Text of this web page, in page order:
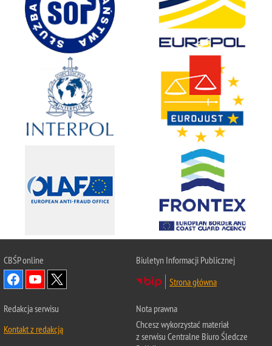
CBŚPonline
Biuletyn Informacji Publicznej
Strona główna
Redakcja serwisu
Kontakt z redakcją
Nota prawna
Chcesz wykorzystać materiał
z serwisu Centralne Biuro Śledcze